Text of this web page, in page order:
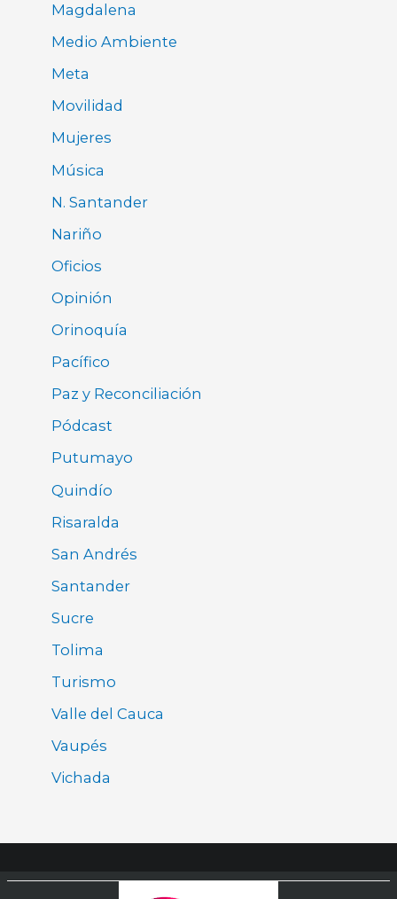
Magdalena
Medio Ambiente
Meta
Movilidad
Mujeres
Música
N. Santander
Nariño
Oficios
Opinión
Orinoquía
Pacífico
Paz y Reconciliación
Pódcast
Putumayo
Quindío
Risaralda
San Andrés
Santander
Sucre
Tolima
Turismo
Valle del Cauca
Vaupés
Vichada